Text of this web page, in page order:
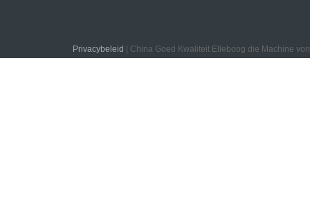
Privacybeleid | China Goed Kwaliteit Elleboog die Machine